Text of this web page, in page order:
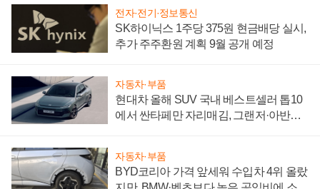
전자·전기·정보통신
SK하이닉스 1주당 375원 현금배당 실시,
추가 주주환원 계획 9월 공개 예정
자동차·부품
현대차 올해 SUV 국내 베스트셀러 톱10
에서 싼타페만 자리매김, 그랜저·아반떼
자동차·부품
BYD코리아 가격 앞세워 수입차 4위 올랐